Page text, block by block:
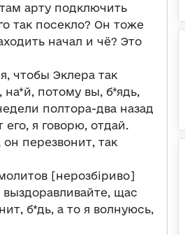
арту подключить
так посекло? Он тоже
начал и чё? Это
чтобы Эклера так
на*й, потому вы, б*ядь,
полтора-два назад
я говорю, отдай.
перезвонит, так
[нерозбіриво]
щас
б*дь, а то я волнуюсь,